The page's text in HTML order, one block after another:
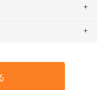
ン（ローン）・コッ
ン（ツイル）・
）です。
る
紙は2個までとなりま
配送となります。
合は、4～5営業日後
トするため、
購入後
す。思っていた色味
ん。予めご了承くだ
使用」といった記載